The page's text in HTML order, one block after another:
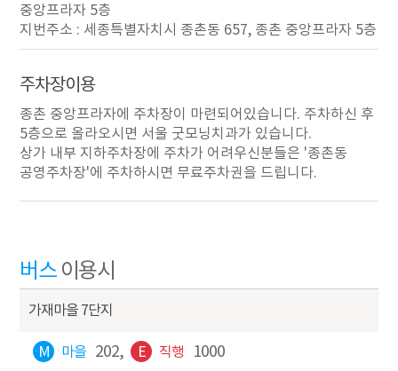
중앙프라자 5층
지번주소 : 세종특별자치시 종촌동 657, 종촌 중앙프라자 5층
주차장이용
종촌 중앙프라자에 주차장이 마련되어있습니다. 주차하신 후
5층으로 올라오시면 서울 굿모닝치과가 있습니다.
상가 내부 지하주차장에 주차가 어려우신분들은 '종촌동
공영주차장'에 주차하시면 무료주차권을 드립니다.
버스 이용시
가재마을 7단지
M 마을 202, E 직행 1000